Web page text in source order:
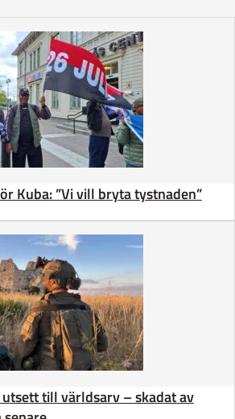
Kuba: ”Vi vill bryta tystnaden”
till världsarv – skadat av